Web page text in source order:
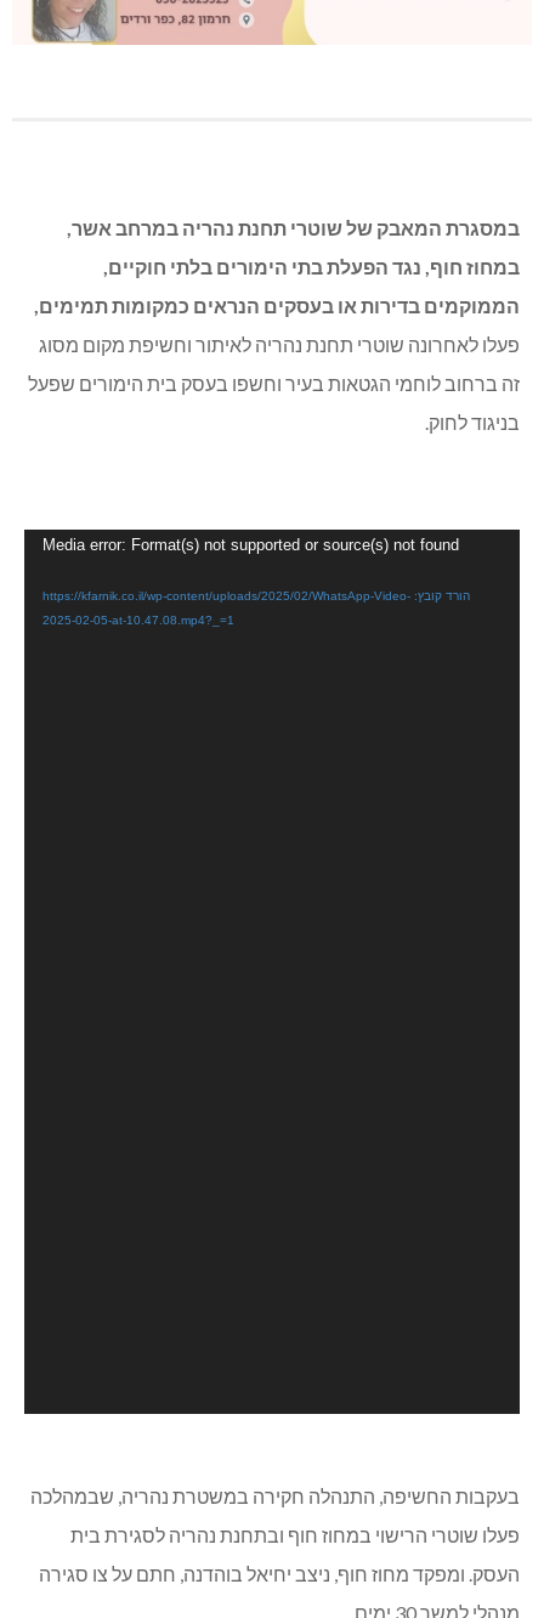
במסגרת המאבק של שוטרי תחנת נהריה במרחב אשר,
במחוז חוף, נגד הפעלת בתי הימורים בלתי חוקיים,
הממוקמים בדירות או בעסקים הנראים כמקומות תמימים,
פעלו לאחרונה שוטרי תחנת נהריה לאיתור וחשיפת מקום מסוג
זה ברחוב לוחמי הגטאות בעיר וחשפו בעסק בית הימורים שפעל
בניגוד לחוק.
Media error: Format(s) not supported or source(s) not found
הורד קובץ: https://kfarnik.co.il/wp-content/uploads/2025/02/WhatsApp-Video-
2025-02-05-at-10.47.08.mp4?_=1
בעקבות החשיפה, התנהלה חקירה במשטרת נהריה, שבמהלכה
פעלו שוטרי הרישוי במחוז חוף ובתחנת נהריה לסגירת בית
העסק. ומפקד מחוז חוף, ניצב יחיאל בוהדנה, חתם על צו סגירה
מנהלי למשך 30 ימים.